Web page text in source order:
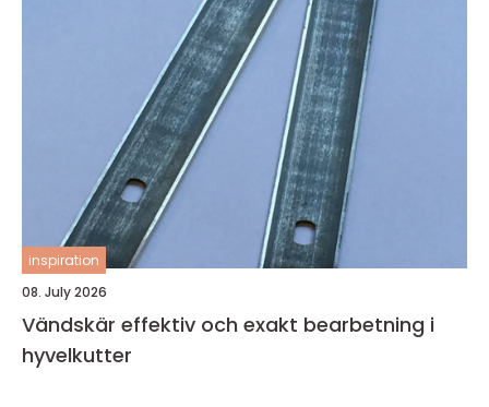
inspiration
08. July 2026
Vändskär effektiv och exakt bearbetning i
hyvelkutter